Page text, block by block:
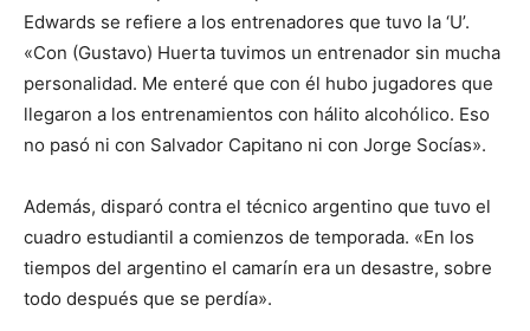
Edwards se refiere a los entrenadores que tuvo la ‘U’.
«Con (Gustavo) Huerta tuvimos un entrenador sin mucha
personalidad. Me enteré que con él hubo jugadores que
llegaron a los entrenamientos con hálito alcohólico. Eso
no pasó ni con Salvador Capitano ni con Jorge Socías».
Además, disparó contra el técnico argentino que tuvo el
cuadro estudiantil a comienzos de temporada. «En los
tiempos del argentino el camarín era un desastre, sobre
todo después que se perdía».